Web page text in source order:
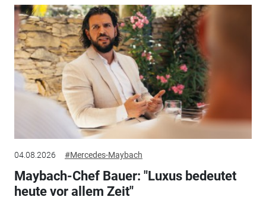
04.08.2026 #Mercedes-Maybach
Maybach-Chef Bauer: "Luxus bedeutet
heute vor allem Zeit"